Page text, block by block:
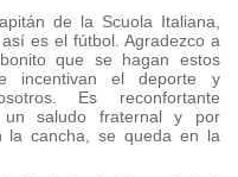
de la Scuola Italiana,
es el fútbol. Agradezco a
que se hagan estos
incentivan el deporte y
Es reconfortante
un saludo fraternal y por
la cancha, se queda en la